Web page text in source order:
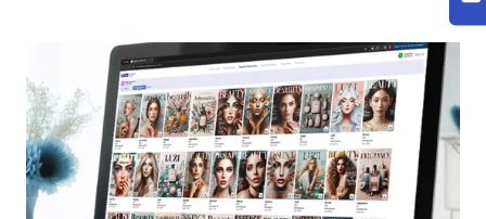
Ein umfassendes Kundenportal für
Düfte, Parfums und Informationen
Die neue Web-App ersetzte das in die Jahre
gekommene Kundenportal, das Mitarbeitende
aufgrund der veralteten Oberfläche oft mieden.